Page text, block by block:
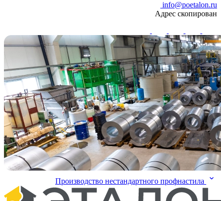
info@poetalon.ru
Адрес скопирован
Производство нестандартного профнастила